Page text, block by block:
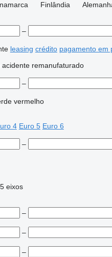
Finlândia
–
leasing crédito pagamento em
acidente remanufaturado
–
vermelho
4 Euro 5 Euro 6
–
5 eixos
–
–
–